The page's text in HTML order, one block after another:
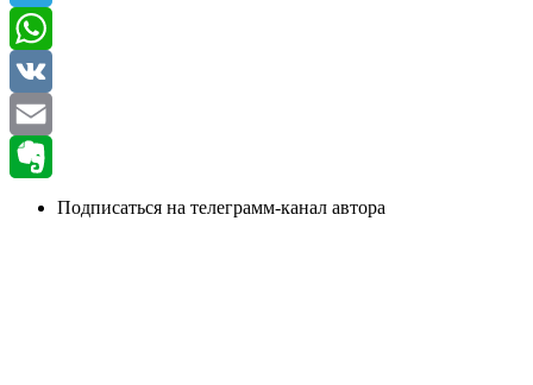
Telegram
WhatsApp
VK
Email
EvernoteПодписаться на телеграмм-канал автора